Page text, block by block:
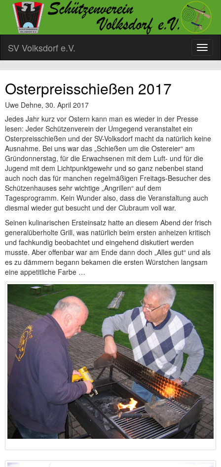
SV Volksdorf e.V.
Osterpreisschießen 2017
Uwe Dehne, 30. April 2017
Jedes Jahr kurz vor Ostern kann man es wieder in der Presse
lesen: Jeder Schützenverein der Umgegend veranstaltet ein
Osterpreisschießen und der SV-Volksdorf macht da natürlich keine
Ausnahme. Bei uns war das „Schießen um die Ostereier“ am
Gründonnerstag, für die Erwachsenen mit dem Luft- und für die
Jugend mit dem Lichtpunktgewehr und so ganz nebenbei stand
auch noch das für manchen regelmäßigen Freitags-Besucher des
Schützenhauses sehr wichtige „Angrillen“ auf dem
Tagesprogramm. Kein Wunder also, dass die Veranstaltung auch
diesmal wieder gut besucht und der Clubraum voll war.
Seinen kulinarischen Ersteinsatz hatte an diesem Abend der frisch
generalüberholte Grill, was natürlich beim ersten anheizen kritisch
und fachkundig beobachtet und eingehend diskutiert werden
musste. Aber offenbar war am Ende dann doch „Alles gut“ und als
es zu dämmern begann bekamen die ersten Würstchen langsam
eine appetitliche Farbe …